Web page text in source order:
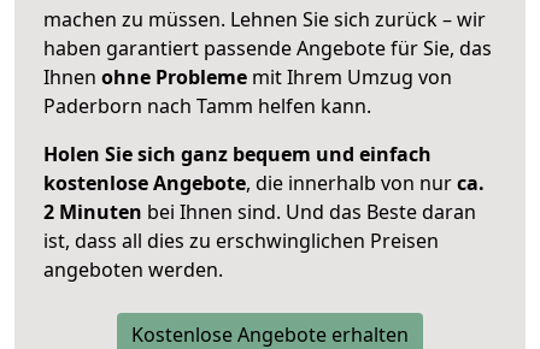
machen zu müssen. Lehnen Sie sich zurück – wir
haben garantiert passende Angebote für Sie, das
Ihnen ohne Probleme mit Ihrem Umzug von
Paderborn nach Tamm helfen kann.
Holen Sie sich ganz bequem und einfach
kostenlose Angebote, die innerhalb von nurca.
2 Minuten bei Ihnen sind. Und das Beste daran
ist, dass all dies zu erschwinglichen Preisen
angeboten werden.
Kostenlose Angebote erhalten